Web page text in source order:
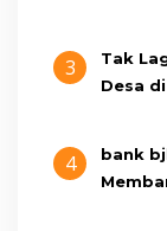
3
Tak
Desa
4
bank